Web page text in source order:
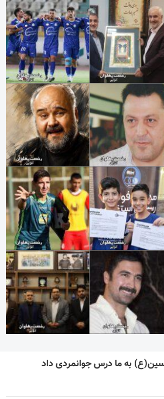
به ما درس جوانمردی داد